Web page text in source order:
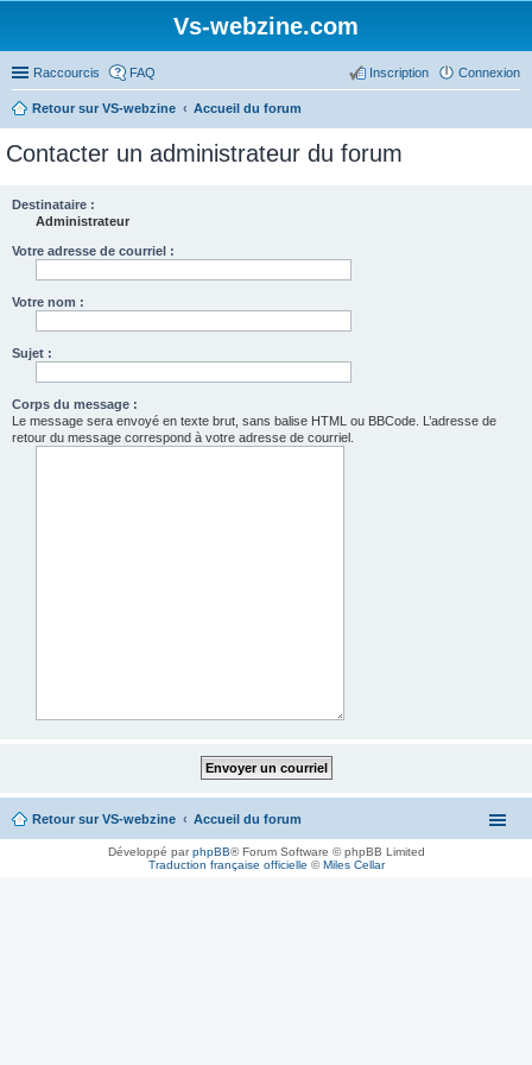
Vs-webzine.com
Raccourcis FAQ Connexion
Inscription
Retour sur VS-webzine Accueil du forum
Contacter un administrateur du forum
Destinataire :
Administrateur
Votre adresse de courriel :
Votre nom :
Sujet :
Corps du message :
Le message sera envoyé en texte brut, sans balise HTML ou BBCode. L’adresse de
retour du message correspond à votre adresse de courriel.
Retour sur VS-webzine Accueil du forum
Développé parphpBB® Forum Software © phpBB Limited
Traduction française officielle ©Miles Cellar